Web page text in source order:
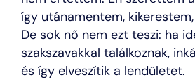
így utánamentem,
De sok nő nem ezt teszi: ha
szakszavakkal találkoznak,
és így elveszítik a lendületet.